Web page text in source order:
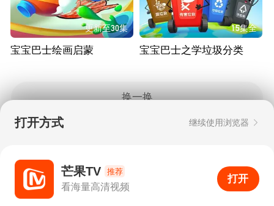
更新至30集
宝宝巴士绘画启蒙
15集全
宝宝巴士之学垃圾分类
换一换
9
打开APP
打开方式 继续使用浏览器
芒果TV 推荐
看海量高清视频
打开